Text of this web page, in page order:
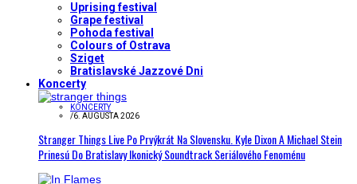
Uprising festival
Grape festival
Pohoda festival
Colours of Ostrava
Sziget
Bratislavské Jazzové Dni
Koncerty
KONCERTY
/6. AUGUSTA 2026
Stranger Things Live Po Prvýkrát Na Slovensku. Kyle Dixon A Michael Stein
Prinesú Do Bratislavy Ikonický Soundtrack Seriálového Fenoménu